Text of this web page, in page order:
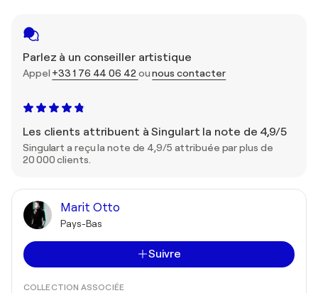
Parlez à un conseiller artistique
Appel +33 1 76 44 06 42 ounous contacter
Les clients attribuent à Singulart la note de 4,9/5
Singulart a reçu la note de 4,9/5 attribuée par plus de
20 000 clients.
Marit Otto
Pays-Bas
Suivre
COLLECTION ASSOCIÉE